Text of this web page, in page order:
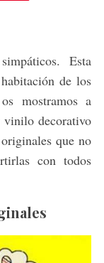
Esta
de los
mostramos a
vinilo decorativo
que no
con todos